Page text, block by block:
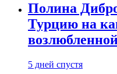
Полина
Турцию на
5 дней спустя